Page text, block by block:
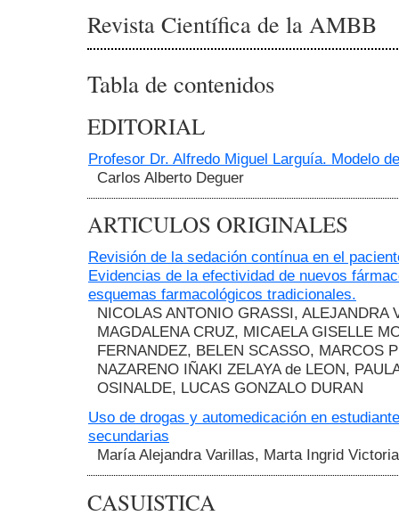
Revista Científica de la AMBB
Tabla de contenidos
EDITORIAL
Profesor Dr. Alfredo Miguel Larguía. Modelo
Carlos Alberto Deguer
ARTICULOS ORIGINALES
Revisión de la sedación contínua en el
Evidencias de la efectividad de nuevos
esquemas farmacológicos tradicionales.
NICOLAS ANTONIO GRASSI, ALEJANDRA
MAGDALENA CRUZ, MICAELA GISELLE
FERNANDEZ, BELEN SCASSO, MARCOS
NAZARENO IÑAKI ZELAYA de LEON,
OSINALDE, LUCAS GONZALO DURAN
Uso de drogas y automedicación en
secundarias
María Alejandra Varillas, Marta Ingrid
CASUISTICA